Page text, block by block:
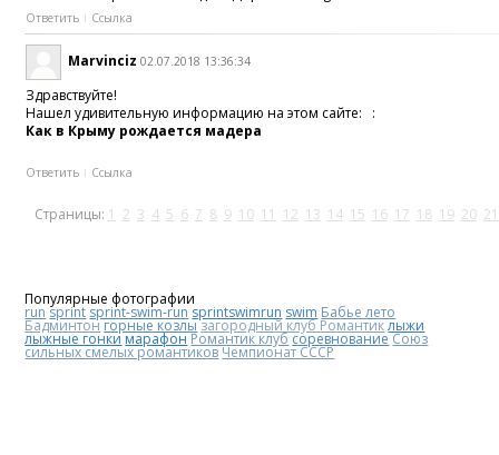
Ответить Ссылка
Marvinciz 02.07.2018 13:36:34
Здравствуйте!
Нашел удивительную информацию на этом сайте: :
Как в Крыму рождается мадера
Ответить Ссылка
Страницы: 1 2 3 4 5 6 7 8 9 10 11 12 13 14 15 16 17 18 19 20 21
Популярные фотографии
run sprint sprint-swim-run sprintswimrun swim Бабье лето
Бадминтонгорные козлы загородный клуб Романтиклыжи
лыжные гонки марафонРомантик клубсоревнованиеСоюз
сильных смелых романтиковЧемпионат СССР